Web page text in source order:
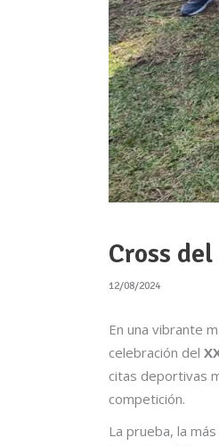
Cross
12/08/2024
En una vibrante
celebración del
citas deportivas
competición.
La prueba, la